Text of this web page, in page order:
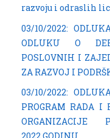
razvoju i odraslih
03/10/2022:
ODLUKU O
POSLOVNIH I
ZA RAZVOJ I
03/10/2022:
PROGRAM RADA
ORGANIZACIJE